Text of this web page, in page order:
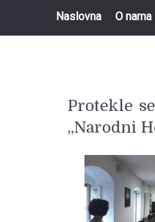
Naslovna O nama
Protekle
„Narodni